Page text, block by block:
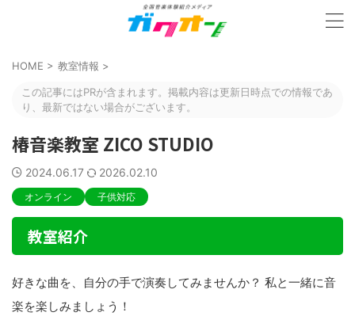
HOME > 教室情報 >
この記事にはPRが含まれます。掲載内容は更新日時点での情報であ
り、最新ではない場合がございます。
椿音楽教室 ZICO STUDIO
2024.06.17 2026.02.10
オンライン 子供対応
教室紹介
好きな曲を、自分の手で演奏してみませんか？ 私と一緒に音
楽を楽しみましょう！